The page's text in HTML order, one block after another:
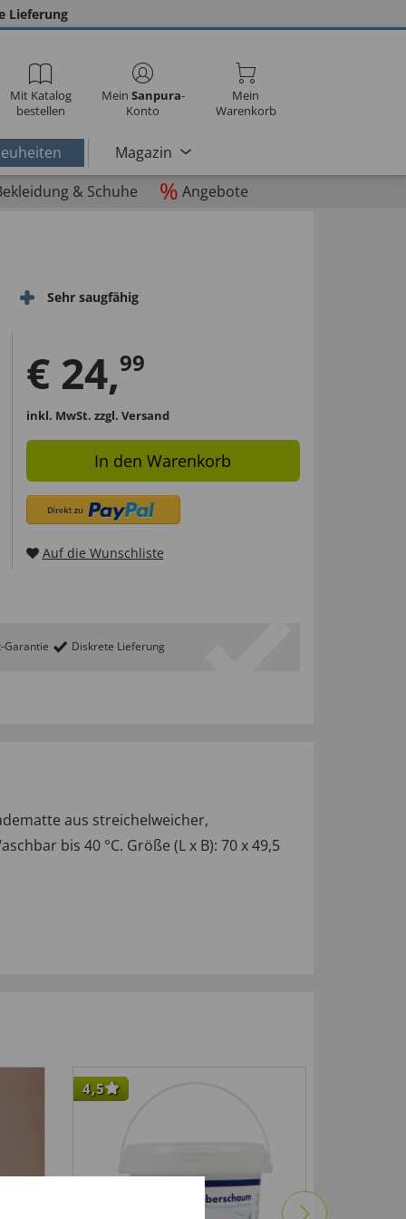
Lieferung
Mit Katalog
bestellen
Mein Sanpura-
Konto
Mein
Warenkorb
Magazin
& Schuhe % Angebote
Sehr saugfähig
€ 24,99
inkl. MwSt. zzgl. Versand
In den Warenkorb
Auf die Wunschliste
Garantie Diskrete Lieferung
aus streichelweicher,
bis 40 °C. Größe (L x B): 70 x 49,5
4,5